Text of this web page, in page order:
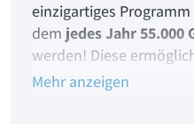
einzigartiges
dem jedes Jahr 55.000
werden! Diese
dasuneingeschränkte
Mehr anzeigen